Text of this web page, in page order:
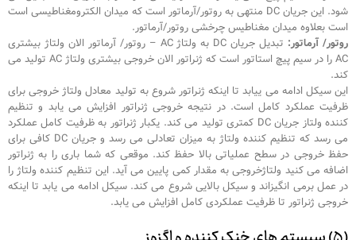
شود. این جریان DC منتهی به روتور/آرماتور است که میدان الکترومغناطیسی است
است بعلاوه میدان مغناطیس چرخشی روتور/آرماتور.
روتور/ آرماتور:
تبدیل جریان DC به ولتاژ AC – روتور/ آرماتور الان ولتاژ بیشتری
AC را در سیم پیچ استاتور است که ژنراتور الان خروجی بیشتری ولتاژ AC تولید می
کند.
این سیکل ادامه می ییابد تا اینکه ژنراتور شروع به تولید معادل ولتاژ خروجی برای
ظرفیت عملکرد کامل است. در نتیجه خروجی ژنراتور افزایش می یابد و تنظیم
کننده ولتاز جریان DC کمتری تولید می کند. یکبار ژنراتور به ظرفیت کامل عملکرد
می رسد که تنظیم کننده ولتاژ به میزان تعادلی می رسد و جریان DC کافی برای
حفظ خروجی در سطح عملیاتی بالا حفظ کند. موقعی که شما باری را به ژنراتور
اضافه می کنید ولتاژخروجی به مقدار کمی پایین می آید. این تنظیم کننده ولتاژ را
در عمل برمی انگیزاند و سیکل بالایی شروع می کند. سیکل ادامه می یابد تا اینکه
خروجی ژنراتور تا ظرفیت عملکردی کامل افزایش می یابد.